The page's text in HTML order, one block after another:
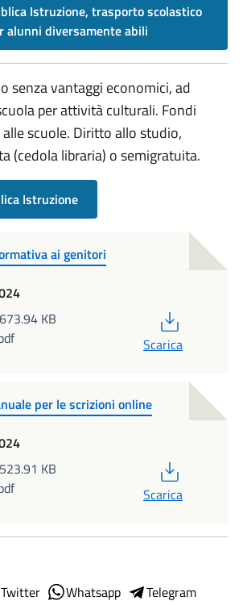
Istruzione, trasporto scolastico
alunni diversamente abili
senza vantaggi economici, ad
per attività culturali. Fondi
scuole. Diritto allo studio,
(cedola libraria) o semigratuita.
Istruzione
ai genitori
KB
Scarica
per le scrizioni online
KB
Scarica
Twitter Whatsapp
Telegram